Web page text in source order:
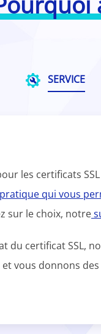
SERVICE
les certificats
qui vous
sur le choix, notre
du certificat SSL,
vous donnons